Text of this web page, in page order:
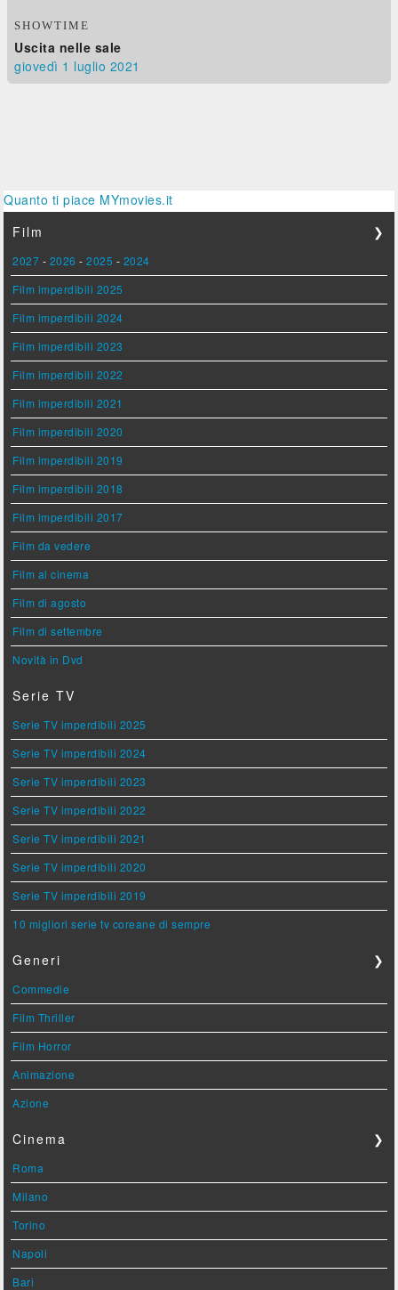
SHOWTIME
Uscita nelle sale
giovedì 1 luglio 2021
Quanto ti piace MYmovies.it
Film
❯
2027 - 2026 -2025 - 2024
Film imperdibili 2025
Film imperdibili 2024
Film imperdibili 2023
Film imperdibili 2022
Film imperdibili 2021
Film imperdibili 2020
Film imperdibili 2019
Film imperdibili 2018
Film imperdibili 2017
Film da vedere
Film al cinema
Film di agosto
Film di settembre
Novità in Dvd
Serie TV
Serie TV imperdibili 2025
Serie TV imperdibili 2024
Serie TV imperdibili 2023
Serie TV imperdibili 2022
Serie TV imperdibili 2021
Serie TV imperdibili 2020
Serie TV imperdibili 2019
10 migliori serie tv coreane di sempre
Generi ❯
Commedie
Film Thriller
Film Horror
Animazione
Azione
Cinema ❯
Roma
Milano
Torino
Napoli
Bari